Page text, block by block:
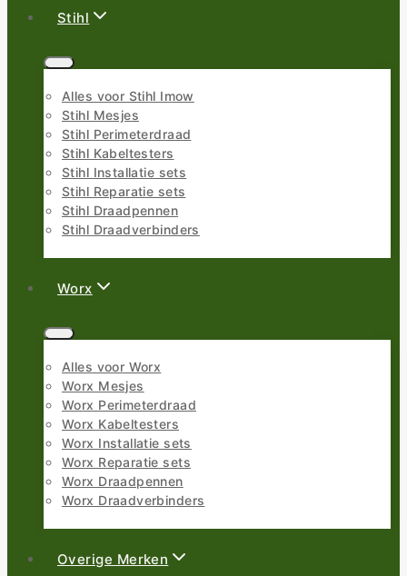
Stihl
Alles voor Stihl Imow
Stihl Mesjes
Stihl Perimeterdraad
Stihl Kabeltesters
Stihl Installatie sets
Stihl Reparatie sets
Stihl Draadpennen
Stihl Draadverbinders
Worx
Alles voor Worx
Worx Mesjes
Worx Perimeterdraad
Worx Kabeltesters
Worx Installatie sets
Worx Reparatie sets
Worx Draadpennen
Worx Draadverbinders
Overige Merken